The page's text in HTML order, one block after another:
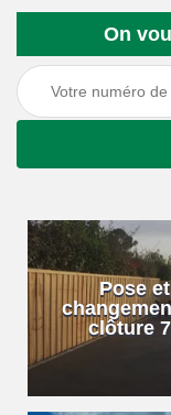
On
Pose et
clôture